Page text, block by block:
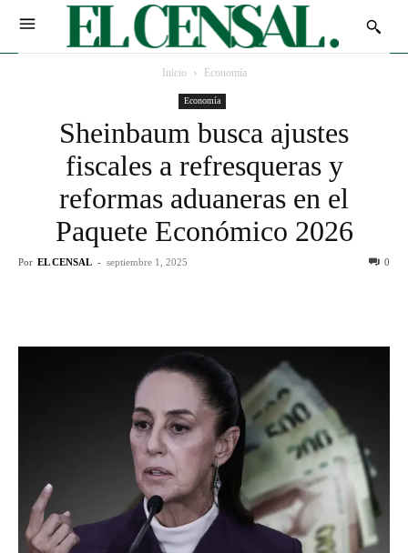
Inicio Economía
Economía
Sheinbaum busca ajustes
fiscales a refresqueras y
reformas aduaneras en el
Paquete Económico 2026
Por EL CENSAL - septiembre 1, 2025 0